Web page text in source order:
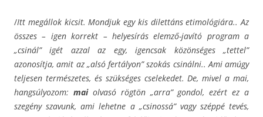
/Itt megállok kicsit. Mondjuk egy kis dilettáns etimológiára.. Az
összes – igen korrekt – helyesírás elemző-javító program a
„csinál” igét azzal az egy, igencsak közönséges „tettel”
azonosítja, amit az „alsó fertályon” szokás csinálni.. Ami amúgy
teljesen természetes, és szükséges cselekedet. De, mivel a mai,
hangsúlyozom: mai olvasó rögtön „arra” gondol, ezért ez a
szegény szavunk, ami lehetne a „csinossá” vagy széppé tevés,